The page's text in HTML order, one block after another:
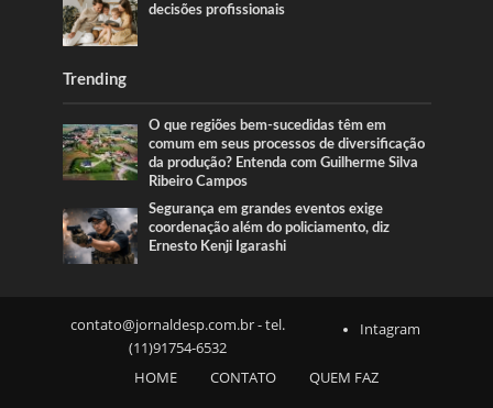
decisões profissionais
Trending
O que regiões bem-sucedidas têm em
comum em seus processos de diversificação
da produção? Entenda com Guilherme Silva
Ribeiro Campos
Segurança em grandes eventos exige
coordenação além do policiamento, diz
Ernesto Kenji Igarashi
contato@jornaldesp.com.br- tel.
(11)91754-6532
Intagram
HOME CONTATO QUEM FAZ